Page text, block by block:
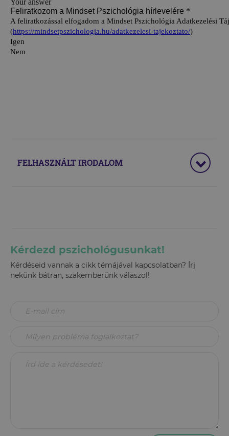
FELHASZNÁLT IRODALOM
Kérdezd pszichológusunkat!
Kérdéseid vannak a cikk témájával kapcsolatban? Írj
nekünk bátran, szakemberünk válaszol!